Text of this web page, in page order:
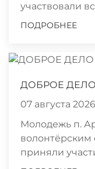
участвовали
ПОДРОБНЕЕ
ДОБРОЕ ДЕЛО
07 августа
Молодежь п.
волонтёрским
приняли